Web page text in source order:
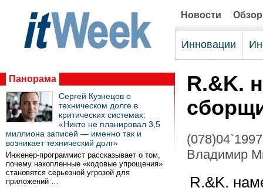
Новости
Инновации
Панорама
Сергей Кузнецов о
техническом долге в
критических системах:
«Никто не планировал 3,5
миллиона записей — именно так и
возникает технический долг»
Инженер-программист рассказывает о том,
почему накопленные «кодовые упрощения»
становятся серьезной угрозой для
приложений …
R.&K.
(078)04`1997
Владимир
R.&K.